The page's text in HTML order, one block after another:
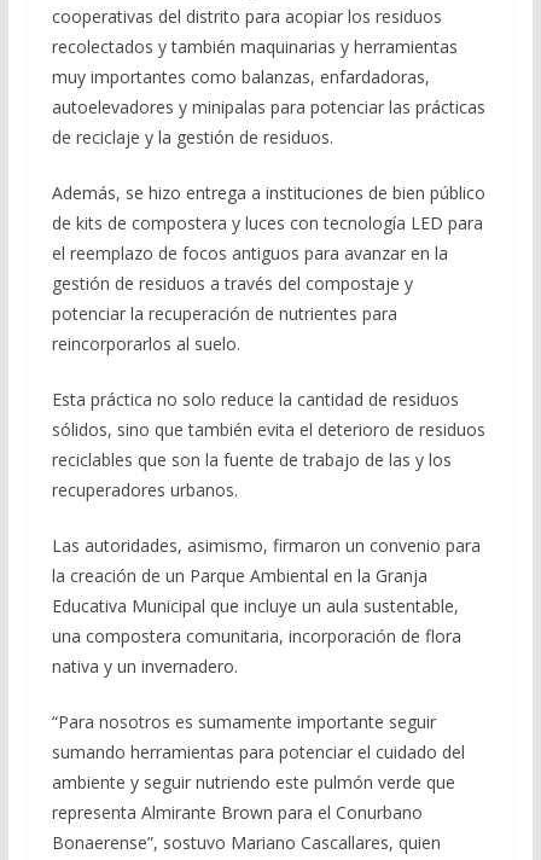
cooperativas del distrito para acopiar los residuos
recolectados y también maquinarias y herramientas
muy importantes como balanzas, enfardadoras,
autoelevadores y minipalas para potenciar las prácticas
de reciclaje y la gestión de residuos.
Además, se hizo entrega a instituciones de bien público
de kits de compostera y luces con tecnología LED para
el reemplazo de focos antiguos para avanzar en la
gestión de residuos a través del compostaje y
potenciar la recuperación de nutrientes para
reincorporarlos al suelo.
Esta práctica no solo reduce la cantidad de residuos
sólidos, sino que también evita el deterioro de residuos
reciclables que son la fuente de trabajo de las y los
recuperadores urbanos.
Las autoridades, asimismo, firmaron un convenio para
la creación de un Parque Ambiental en la Granja
Educativa Municipal que incluye un aula sustentable,
una compostera comunitaria, incorporación de flora
nativa y un invernadero.
“Para nosotros es sumamente importante seguir
sumando herramientas para potenciar el cuidado del
ambiente y seguir nutriendo este pulmón verde que
representa Almirante Brown para el Conurbano
Bonaerense”, sostuvo Mariano Cascallares, quien